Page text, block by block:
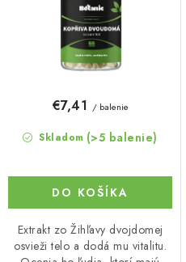
Skladom (>5 balenie)
€7,41 / balenie
DO KOŠÍKA
Extrakt zo Žihľavy dvojdomej
osvieži telo a dodá mu vitalitu.